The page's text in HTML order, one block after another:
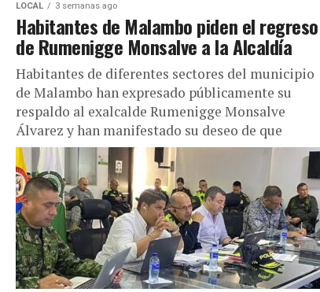
LOCAL 3 semanas ago
Habitantes de Malambo piden el regreso
de Rumenigge Monsalve a la Alcaldía
Habitantes de diferentes sectores del municipio
de Malambo han expresado públicamente su
respaldo al exalcalde Rumenigge Monsalve
Álvarez y han manifestado su deseo de que
regrese...